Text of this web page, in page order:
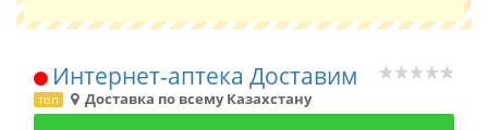
Интернет-аптека Доставим
топ Доставка по всему Казахстану